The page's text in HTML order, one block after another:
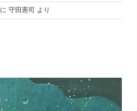
に 守田憲司 より